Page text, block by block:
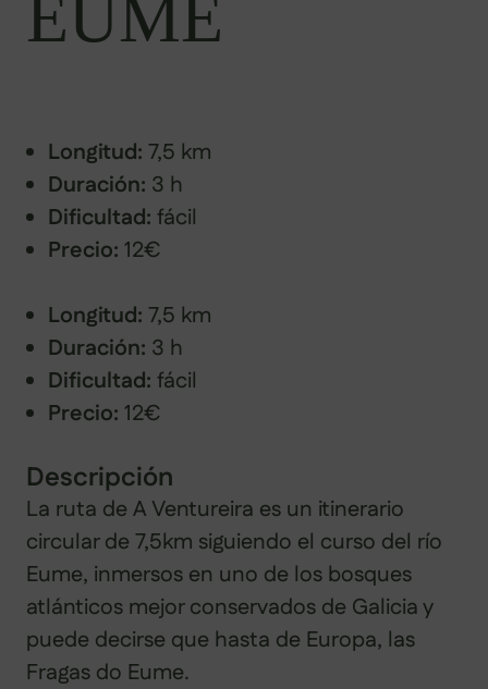
EUME
Longitud: 7,5 km
Duración: 3 h
Dificultad: fácil
Precio: 12€
Longitud: 7,5 km
Duración: 3 h
Dificultad: fácil
Precio: 12€
Descripción
La ruta de A Ventureira es un itinerario
circular de 7,5km siguiendo el curso del río
Eume, inmersos en uno de los bosques
atlánticos mejor conservados de Galicia y
puede decirse que hasta de Europa, las
Fragas do Eume.